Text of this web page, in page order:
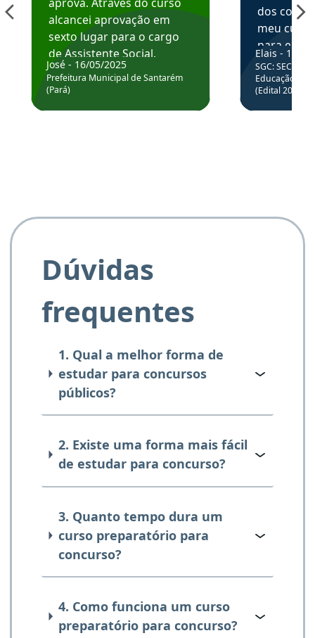
alcancei aprovação em
sexto lugar para o cargo
de Assistente Social.
Hoje estou atuando na
Prefeitura de Santarém.
José - 16/05/2025
Prefeitura Municipal de Santarém
(Pará)
dos
meu
para
colocar
através
de
Elais - 15/
SGC: SEC BA
Educação
(Edital
Dúvidas
frequentes
1. Qual a melhor forma de
estudar para concursos
públicos?
2. Existe uma forma mais fácil
de estudar para concurso?
3. Quanto tempo dura um
curso preparatório para
concurso?
4. Como funciona um curso
preparatório para concurso?